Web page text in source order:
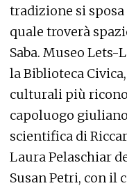
tradizione si
quale troverà
Saba. Museo
la Biblioteca
culturali più
capoluogo
scientifica di
LauraPelaschiar
Susan Petri, con il